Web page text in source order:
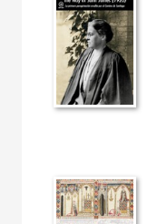
MATERIAS
Antiguo
Prehistoria